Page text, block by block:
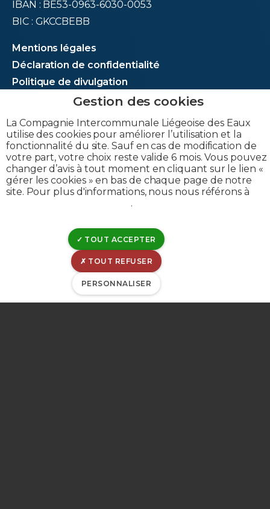
IBAN : BE53-0963-6030-0053
BIC : GKCCBEBB
Mentions légales
Déclaration de confidentialité
Politique de divulgation
Déclaration de cookies
Gérer les cookies
Gestion de matomo
© CILE 2023
La Compagnie Intercommunale Liégeoise des Eaux
utilise des cookies pour améliorer l’utilisation et la
fonctionnalité du site. Sauf en cas de modification de
votre part, votre choix reste valide 6 mois. Vous pouvez
changer d’avis à tout moment en cliquant sur le lien «
gérer les cookies » en bas de chaque page de notre
site. Pour plus d'informations, nous nous référons à
.
TOUT ACCEPTER
TOUT REFUSER
PERSONNALISER